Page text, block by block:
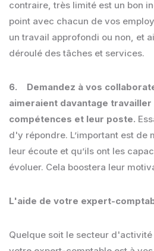
contraire, très limité est un bon
point avec chacun de vos
un travail approfondi ou non, et
déroulé des tâches et services.
6. Demandez à vos
aimeraient davantage
compétences et leur poste.
d'y répondre. L’important est de
leur écoute et qu’ils ont les
évoluer. Cela boostera leur
L'aide de votre expert-
Quelque soit le secteur